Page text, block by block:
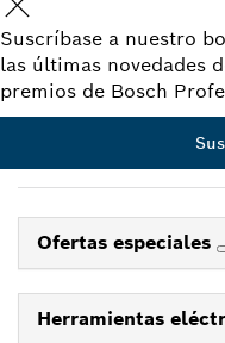
Suscríbase a nuestro
las últimas novedades
premios de Bosch
Ofertas especiales
Herramientas